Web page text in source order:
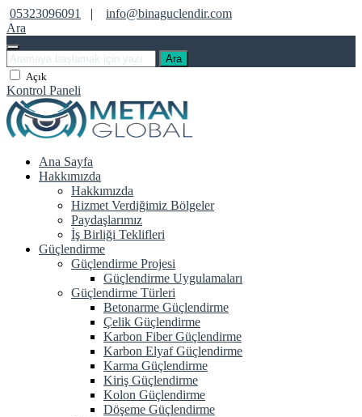
05323096091 |
info@binaguclendir.com
Ara
Ara
Açık
Kontrol Paneli
Ana Sayfa
Hakkımızda
Hakkımızda
Hizmet Verdiğimiz Bölgeler
Paydaşlarımız
İş Birliği Teklifleri
Güçlendirme
Güçlendirme Projesi
Güçlendirme Uygulamaları
Güçlendirme Türleri
Betonarme Güçlendirme
Çelik Güçlendirme
Karbon Fiber Güçlendirme
Karbon Elyaf Güçlendirme
Karma Güçlendirme
Kiriş Güçlendirme
Kolon Güçlendirme
Döşeme Güçlendirme